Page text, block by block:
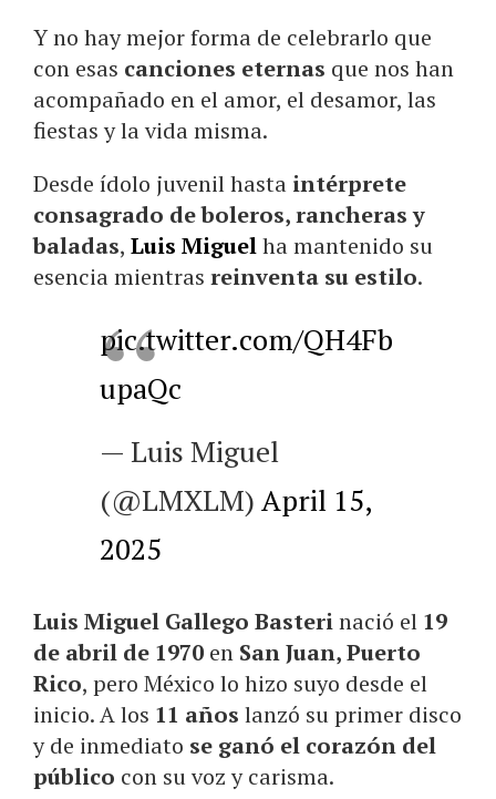
Y no hay mejor forma de celebrarlo que
con esas canciones eternas que nos han
acompañado en el amor, el desamor, las
fiestas y la vida misma.
Desde ídolo juvenil hasta intérprete
consagrado de boleros, rancheras y
baladas, Luis Miguelha mantenido su
esencia mientras reinventa su estilo.
pic.twitter.com/QH4Fb
upaQc
— Luis Miguel
(@LMXLM) April 15,
2025
Luis Miguel Gallego Basterinació el 19
de abril de 1970 en San Juan, Puerto
Rico, pero México lo hizo suyo desde el
inicio. A los 11 años lanzó su primer disco
y de inmediato se ganó el corazón del
público con su voz y carisma.